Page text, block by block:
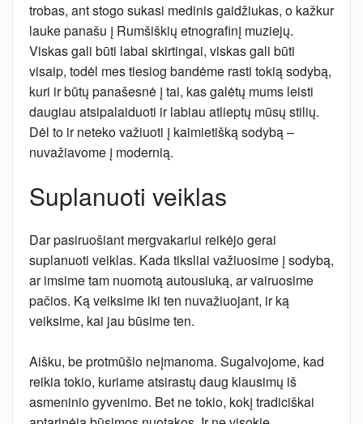
trobas, ant stogo sukasi medinis gaidžiukas, o kažkur
lauke panašu į Rumšiškių etnografinį muziejų.
Viskas gali būti labai skirtingai, viskas gali būti
visaip, todėl mes tiesiog bandėme rasti tokią sodybą,
kuri ir būtų panašesnė į tai, kas galėtų mums leisti
daugiau atsipalaiduoti ir labiau atlieptų mūsų stilių.
Dėl to ir neteko važiuoti į kaimietišką sodybą –
nuvažiavome į modernią.
Suplanuoti veiklas
Dar pasiruošiant mergvakariui reikėjo gerai
suplanuoti veiklas. Kada tiksliai važiuosime į sodybą,
ar imsime tam nuomotą autousiuką, ar vairuosime
pačios. Ką veiksime iki ten nuvažiuojant, ir ką
veiksime, kai jau būsime ten.
Aišku, be protmūšio neįmanoma. Sugalvojome, kad
reikia tokio, kuriame atsirastų daug klausimų iš
asmeninio gyvenimo. Bet ne tokio, kokį tradiciškai